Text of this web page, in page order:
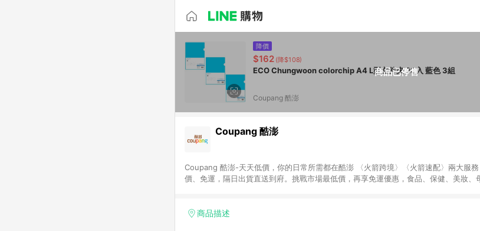
商品已停售
降價
$162 (降$108)
ECO Chungwoon colorchip A4 L型文件夾 20入 藍色 3組
Coupang 酷澎
Coupang 酷澎
Coupang 酷澎-天天低價，你的日常所需都在酷澎 〈火箭跨境〉〈火箭速配〉兩大服
價、免運，隔日出貨直送到府。挑戰市場最低價，再享免運優惠，食品、保健、美妝、
商品描述